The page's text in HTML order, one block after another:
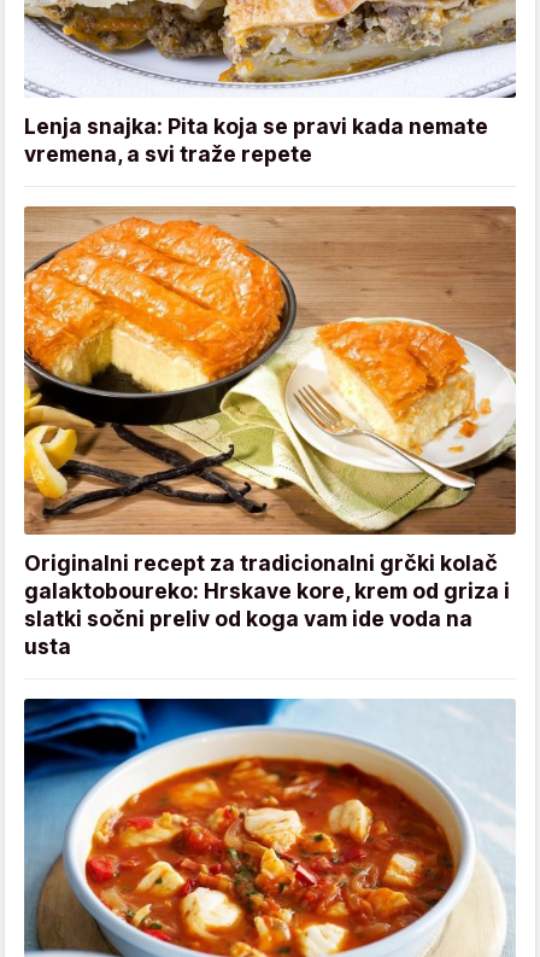
Lenja snajka: Pita koja se pravi kada nemate
vremena, a svi traže repete
Originalni recept za tradicionalni grčki kolač
galaktoboureko: Hrskave kore, krem od griza i
slatki sočni preliv od koga vam ide voda na
usta